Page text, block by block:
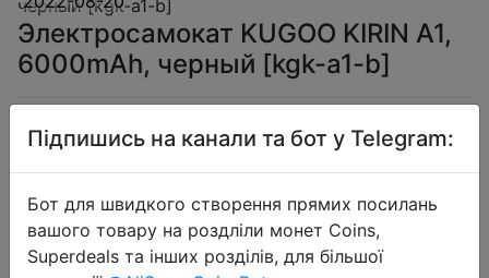
Электросамокат KUGOO KIRIN A1,
6000mAh, черный [kgk-a1-b]
13990 руб.
Sale
Підпишись на канали та бот у Telegram:
Бот для швидкого створення прямих посилань
вашого товару на роздліли монет Coins,
Superdeals та інших розділів, для більшої